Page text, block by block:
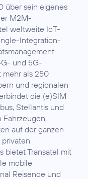
über sein eigenes
M2M-
weltweite IoT-
Integration-
und 5G-
mehr als 250
und regionalen
die (e)SIM
Stellantis und
Fahrzeugen,
auf der ganzen
bietet Transatel mit
mobile
Reisende und